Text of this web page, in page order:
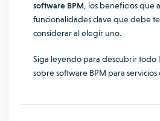
software BPM , los beneficios que
funcionalidades clave que debe
considerar al elegir uno.
Siga leyendo para descubrir todo
sobre software BPM para